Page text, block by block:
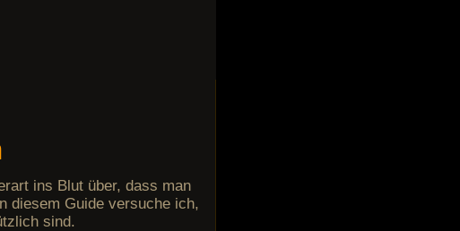
ins Blut über, dass man
diesem Guide versuche ich,
sind.